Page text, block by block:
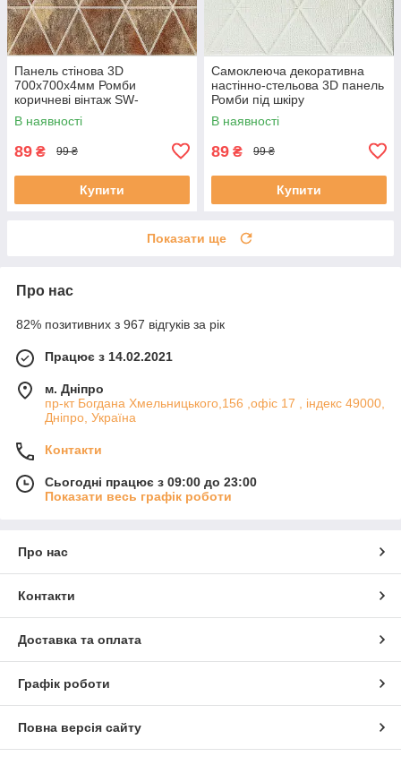
Панель стінова 3D
700х700х4мм Ромби
коричневі вінтаж SW-
00002007
В наявності
89 ₴ 99 ₴
Купити
Самоклеюча декоративна
настінно-стельова 3D панель
Ромби під шкіру
700х700х6мм (161) SW-
00000221
В наявності
89 ₴ 99 ₴
Купити
Показати ще
Про нас
82% позитивних з 967 відгуків за рік
Працює з 14.02.2021
м. Дніпро
пр-кт Богдана Хмельницького,156 ,офіс 17 , індекс 49000,
Дніпро, Україна
Контакти
Сьогодні працює з 09:00 до 23:00
Показати весь графік роботи
Про нас
Контакти
Доставка та оплата
Графік роботи
Повна версія сайту